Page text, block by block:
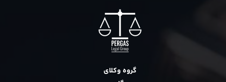
گروه وکلای